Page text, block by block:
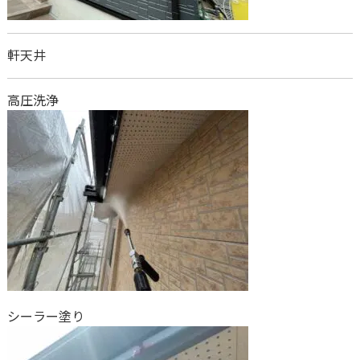
軒天井
高圧洗浄
シーラー塗り